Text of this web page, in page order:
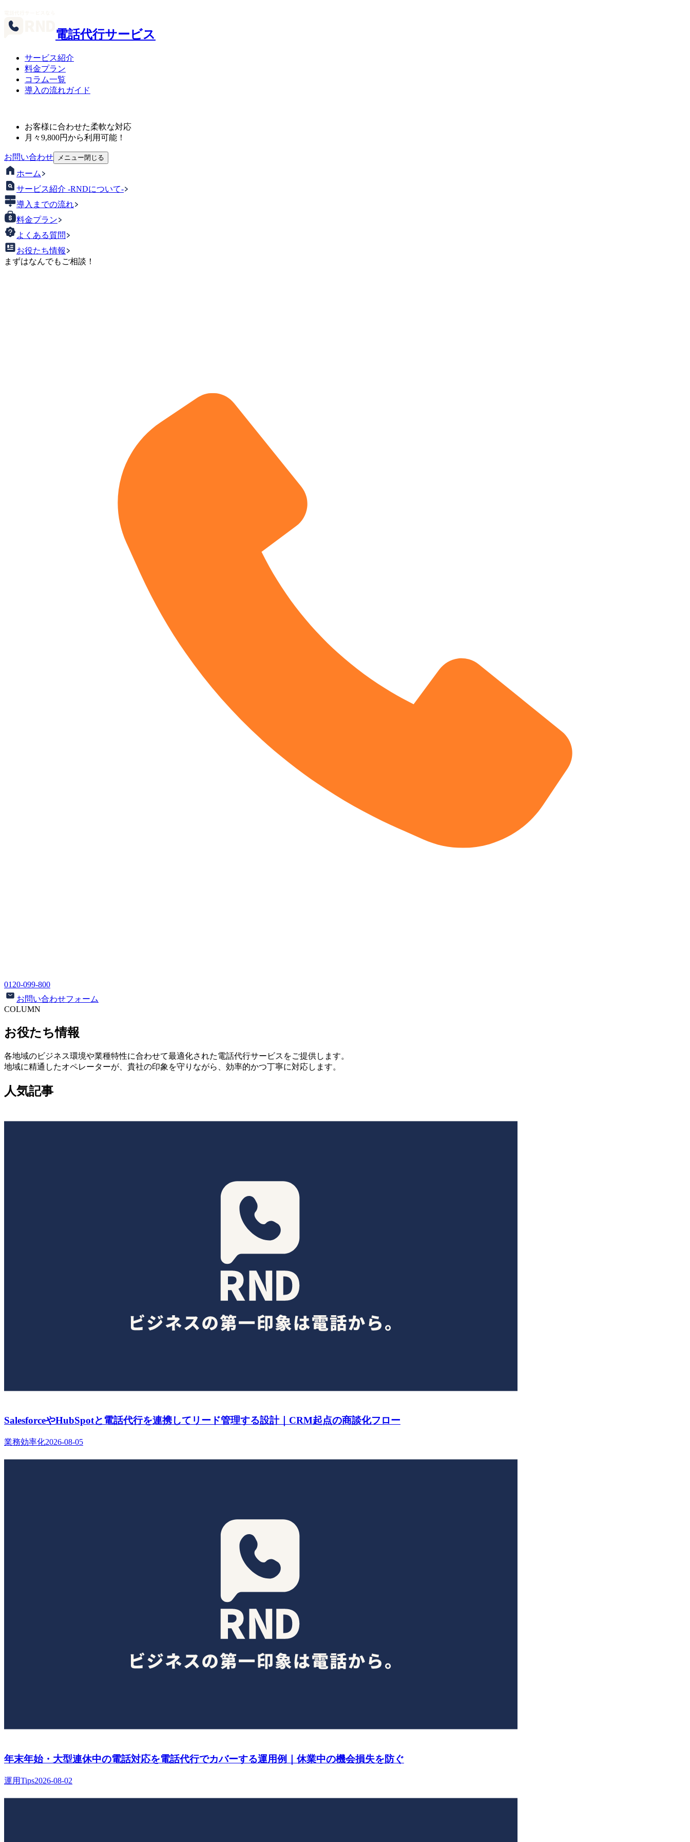
電話代行サービス
サービス紹介
料金プラン
コラム一覧
導入の流れガイド
お客様に合わせた柔軟な対応
月々9,800円から利用可能！
お問い合わせ メニュー閉じる
ホーム
サービス紹介 -RNDについて-
導入までの流れ
料金プラン
よくある質問
お役たち情報
まずはなんでもご相談！
0120-099-800
お問い合わせフォーム
COLUMN
お役たち情報
各地域のビジネス環境や業種特性に合わせて最適化された電話代行サービスをご提供します。
地域に精通したオペレーターが、貴社の印象を守りながら、効率的かつ丁寧に対応します。
人気記事
SalesforceやHubSpotと電話代行を連携してリード管理する設計｜CRM起点の商談化フロー
業務効率化2026-08-05
年末年始・大型連休中の電話対応を電話代行でカバーする運用例｜休業中の機会損失を防ぐ
運用Tips2026-08-02